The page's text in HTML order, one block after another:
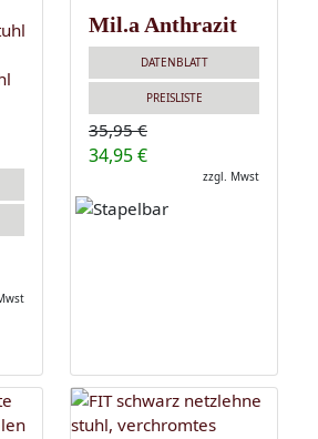
Mil.a Anthrazit
DATENBLATT
PREISLISTE
35,95 €
34,95 €
zzgl. Mwst